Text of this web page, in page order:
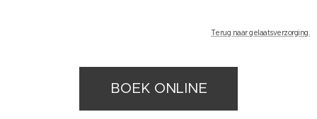
Terug naar gelaatsverzorging.
BOEK ONLINE